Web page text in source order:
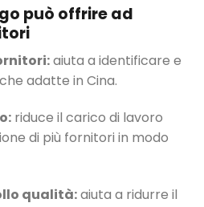
può offrire ad
aiuta a identificare e
adatte in Cina.
riduce il carico di lavoro
di più fornitori in modo
qualità:aiuta a ridurre il